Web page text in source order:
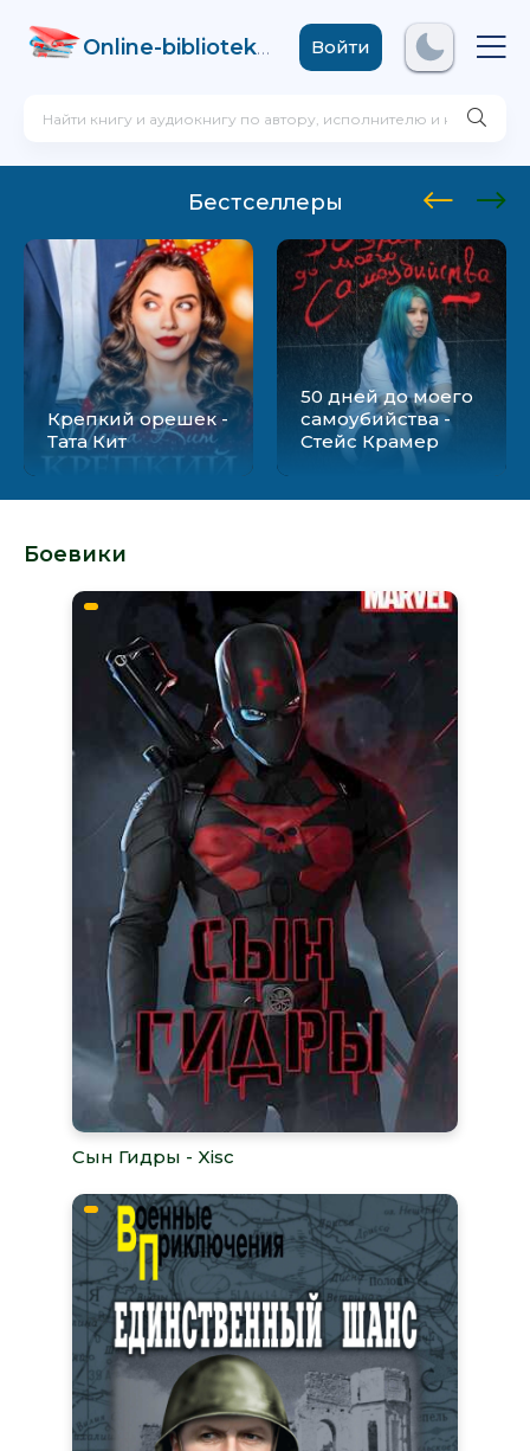
Online-biblioteka .comВойти
Бестселлеры
Крепкий орешек -
Тата Кит
50 дней до моего
самоубийства -
Стейс Крамер
Боевики
Сын Гидры - Xisc